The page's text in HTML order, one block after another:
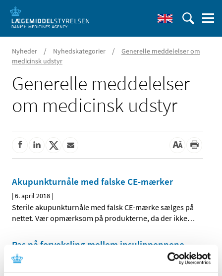
Nyheder / Nyhedskategorier /
Generelle meddelelser om
medicinsk udstyr
Generelle meddelelser
om medicinsk udstyr
Akupunkturnåle med falske CE-mærker
|6. april 2018 |
Sterile akupunkturnåle med falsk CE-mærke sælges på
nettet. Vær opmærksom på produkterne, da der ikke…
Pas på forveksling mellem insulinpennene
Fiasp og Tresiba U100
|24. marts 2018|